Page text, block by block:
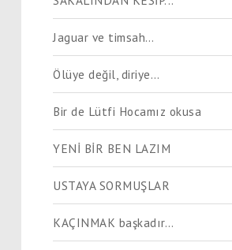
Jaguar ve timsah…
Ölüye değil, diriye…
Bir de Lütfi Hocamız okusa
YENİ BİR BEN LAZIM
USTAYA SORMUŞLAR
KAÇINMAK başkadır…